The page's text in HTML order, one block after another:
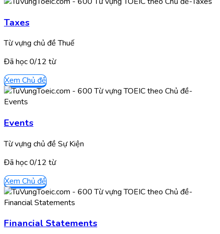
Taxes
Từ vựng chủ đề Thuế
Đã học0/12 từ
Xem Chủ đề
Events
Từ vựng chủ đề Sự Kiện
Đã học0/12 từ
Xem Chủ đề
Financial Statements